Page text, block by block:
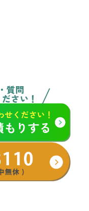
質問
さい！